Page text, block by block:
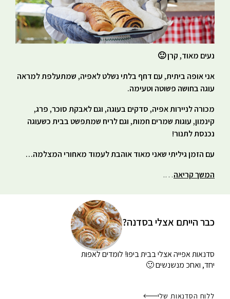
נעים מאוד, קרן 🙂
אני אופה ביתית, עם דחף בלתי נשלט לאפיה, שמתעלפת למראה
עוגה בחושה פשוטה וטעימה.
מכורה לניירות אפיה, סדקים בעוגה, וגם לאבקת סוכר, פרג,
קינמון, עוגות שמרים חמות, וגם לריח שמתפשט בבית כשעוגה
נכנסת לתנור!
עם הזמן גיליתי שאני מאוד אוהבת לעמוד מאחורי המצלמה…
המשך קריאה….
כבר הייתם אצלי בסדנה?
סדנאות אפייה אצלי בביתביפו! לומדים לאפות
יחד, ואחכ מנשנשים 🙂
ללוח הסדנאות שלי